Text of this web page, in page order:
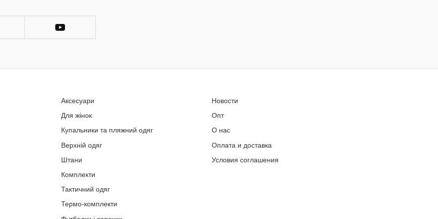
Аксесуари
Для жінок
Купальники та пляжний одяг
Верхній одяг
Штани
Комплекти
Тактичний одяг
Термо-комплекти
Новости
Опт
О нас
Оплата и доставка
Условия соглашения